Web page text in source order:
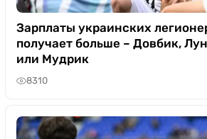
Зарплаты украинских
получает больше – Довбик,
или Мудрик
8310